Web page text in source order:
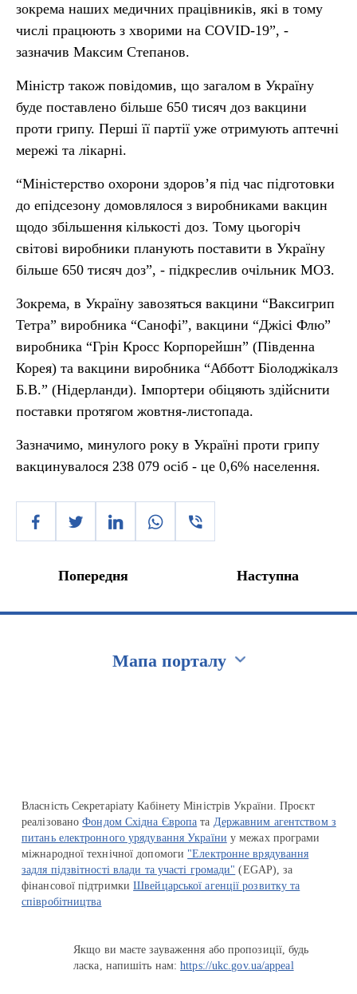
зокрема наших медичних працівників, які в тому
числі працюють з хворими на COVID-19”, -
зазначив Максим Степанов.
Міністр також повідомив, що загалом в Україну
буде поставлено більше 650 тисяч доз вакцини
проти грипу. Перші її партії уже отримують аптечні
мережі та лікарні.
“Міністерство охорони здоров’я під час підготовки
до епідсезону домовлялося з виробниками вакцин
щодо збільшення кількості доз. Тому цьогоріч
світові виробники планують поставити в Україну
більше 650 тисяч доз”, - підкреслив очільник МОЗ.
Зокрема, в Україну завозяться вакцини “Ваксигрип
Тетра” виробника “Санофі”, вакцини “Джісі Флю”
виробника “Грін Кросс Корпорейшн” (Південна
Корея) та вакцини виробника “Абботт Біолоджікалз
Б.В.” (Нідерланди). Імпортери обіцяють здійснити
поставки протягом жовтня-листопада.
Зазначимо, минулого року в Україні проти грипу
вакцинувалося 238 079 осіб - це 0,6% населення.
Попередня Наступна
Мапа порталу
Власність Секретаріату Кабінету Міністрів України. Проєкт
реалізованоФондом Східна Європа та Державним агентством з
питань електронного урядування України у межах програми
міжнародної технічної допомоги "Електронне врядування
задля підзвітності влади та участі громади" (EGAP), за
фінансової підтримкиШвейцарської агенції розвитку та
співробітництва
Якщо ви маєте зауваження або пропозиції, будь
ласка, напишіть нам:https://ukc.gov.ua/appeal